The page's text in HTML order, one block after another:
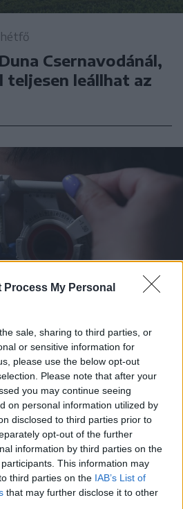
Process My Personal
sale, sharing to third parties, or
or sensitive information for
please use the below opt-out
Please note that after your
you may continue seeing
on personal information utilized by
disclosed to third parties prior to
opt-out of the further
information by third parties on the
participants. This information may
third parties on the IAB’s List of
that may further disclose it to other
hétfő
Csernavodánál,
teljesen leállhat az
hétfő
közben: az